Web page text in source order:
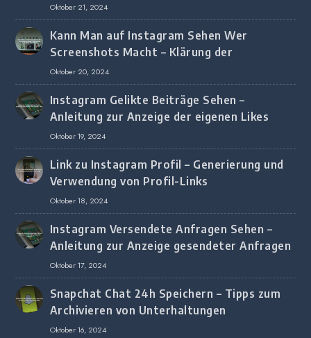
Oktober 21, 2024
Kann Man auf Instagram Sehen Wer
Screenshots Macht – Klärung der
Screenshot-Erkennung
Oktober 20, 2024
Instagram Gelikte Beiträge Sehen –
Anleitung zur Anzeige der eigenen Likes
Oktober 19, 2024
Link zu Instagram Profil – Generierung und
Verwendung von Profil-Links
Oktober 18, 2024
Instagram Versendete Anfragen Sehen –
Anleitung zur Anzeige gesendeter Anfragen
Oktober 17, 2024
Snapchat Chat 24h Speichern – Tipps zum
Archivieren von Unterhaltungen
Oktober 16, 2024